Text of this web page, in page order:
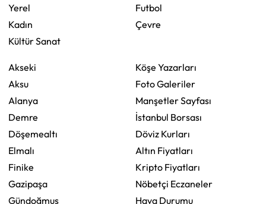
Yerel
Kadın
Kültür Sanat
Futbol
Çevre
Akseki
Aksu
Alanya
Demre
Döşemealtı
Elmalı
Finike
Gazipaşa
Gündoğmuş
Köşe Yazarları
Foto Galeriler
Manşetler Sayfası
İstanbul Borsası
Döviz Kurları
Altın Fiyatları
Kripto Fiyatları
Nöbetçi Eczaneler
Hava Durumu